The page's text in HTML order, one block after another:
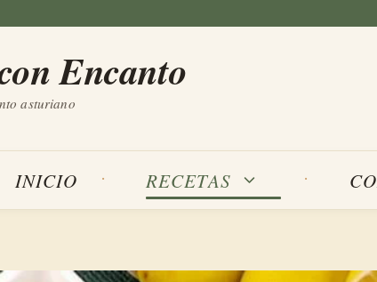
Encanto
asturiano
INICIO RECETAS